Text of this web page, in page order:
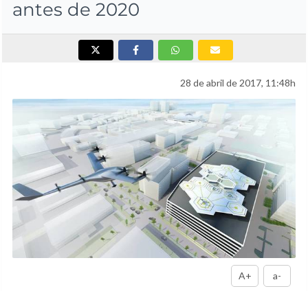
antes de 2020
28 de abril de 2017, 11:48h
A+ a-